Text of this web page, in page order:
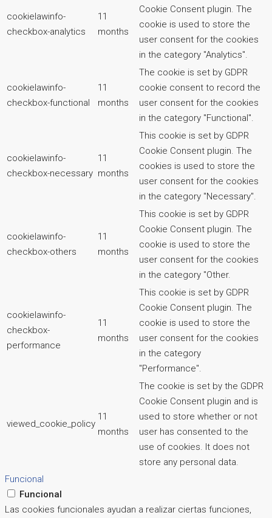
cookielawinfo-
checkbox-analytics
11
months
Cookie Consent plugin. The
cookie is used to store the
user consent for the cookies
in the category "Analytics".
cookielawinfo-
checkbox-functional
11
months
The cookie is set by GDPR
cookie consent to record the
user consent for the cookies
in the category "Functional".
cookielawinfo-
checkbox-necessary
11
months
This cookie is set by GDPR
Cookie Consent plugin. The
cookies is used to store the
user consent for the cookies
in the category "Necessary".
cookielawinfo-
checkbox-others
11
months
This cookie is set by GDPR
Cookie Consent plugin. The
cookie is used to store the
user consent for the cookies
in the category "Other.
cookielawinfo-
checkbox-
performance
11
months
This cookie is set by GDPR
Cookie Consent plugin. The
cookie is used to store the
user consent for the cookies
in the category
"Performance".
viewed_cookie_policy
11
months
The cookie is set by the GDPR
Cookie Consent plugin and is
used to store whether or not
user has consented to the
use of cookies. It does not
store any personal data.
Funcional
Funcional
Las cookies funcionales ayudan a realizar ciertas funciones,